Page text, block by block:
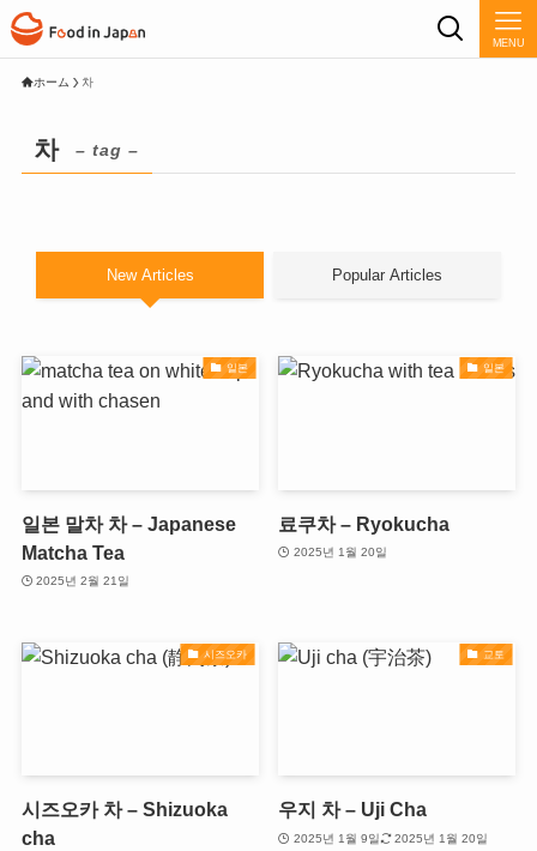
MENU
ホーム 차
차 – tag –
New Articles Popular Articles
일본
일본 말차 차 – Japanese
Matcha Tea
2025년 2월 21일
일본
료쿠차 – Ryokucha
2025년 1월 20일
시즈오카
시즈오카 차 – Shizuoka
cha
교토
우지 차 – Uji Cha
2025년 1월 9일 2025년 1월 20일